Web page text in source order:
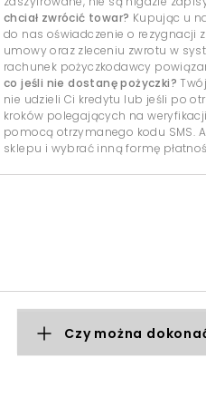
chciał zwrócić towar? Kupując u
do nas oświadczenie o rezygnacji
umowy oraz zleceniu zwrotu w
rachunek pożyczkodawcy
co jeśli nie dostanę pożyczki?
nie udzieli Ci kredytu lub jeśli po
kroków polegających na
pomocą otrzymanego kodu SMS.
sklepu i wybrać inną formę
Czy można